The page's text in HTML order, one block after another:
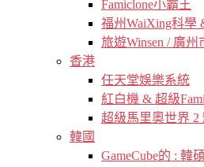
Famiclone小霸王
福州WaiXing科學
旅遊Winsen / 廣
香港
任天堂娛樂系統
紅白機 & 超級
超級馬里奧世界 2
韓國
GameCube的 : 韓